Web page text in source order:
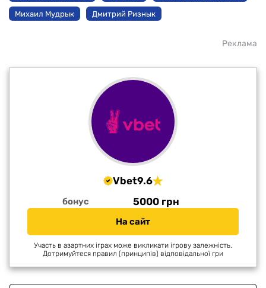
Михаил Мудрык Дмитрий Ризнык
Реклама
Vbet9.6
бонус 5000 грн
На сайт
Участь в азартних іграх може викликати ігрову залежність.
Дотримуйтеся правил (принципів) відповідальної гри